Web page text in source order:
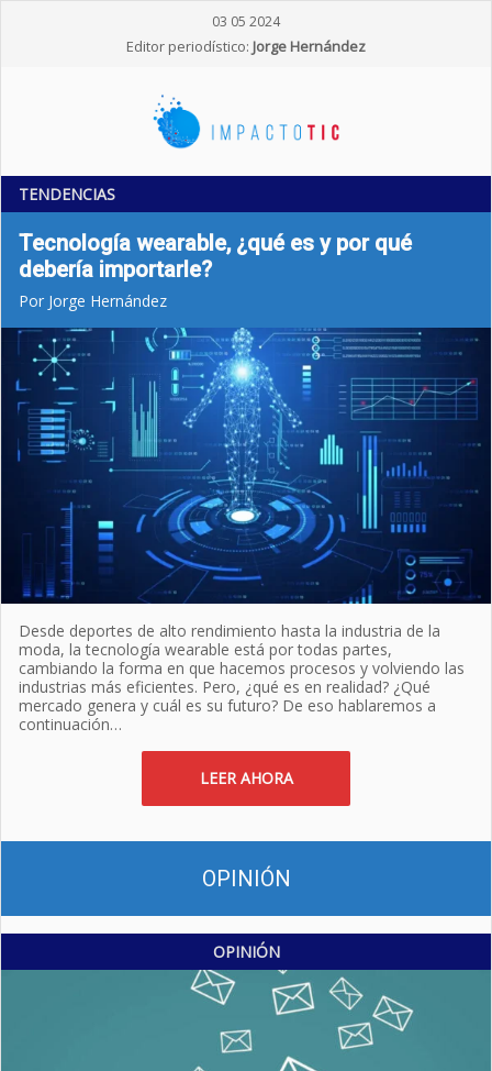
03 05 2024
Editor periodístico: Jorge Hernández
TENDENCIAS
Tecnología wearable, ¿qué es y por qué
debería importarle?
Por Jorge Hernández
Desde deportes de alto rendimiento hasta la industria de la
moda, la tecnología wearable está por todas partes,
cambiando la forma en que hacemos procesos y volviendo las
industrias más eficientes. Pero, ¿qué es en realidad? ¿Qué
mercado genera y cuál es su futuro? De eso hablaremos a
continuación…
LEER AHORA
OPINIÓN
OPINIÓN